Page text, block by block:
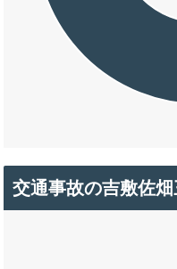
交通事故の吉敷佐